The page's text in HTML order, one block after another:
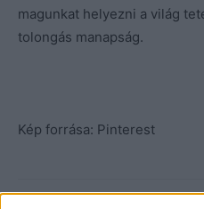
magunkat helyezni a világ
tolongás manapság.
Kép forrása: Pinterest